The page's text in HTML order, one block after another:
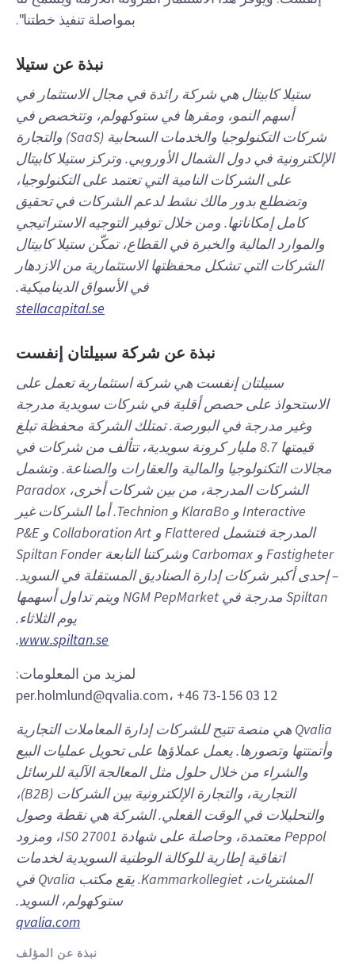
بمواصلة تنفيذ خطتنا".
نبذة عن ستيلا
ستيلا كابيتال هي شركة رائدة في مجال الاستثمار في
أسهم النمو، ومقرها في ستوكهولم، وتتخصص في
شركات التكنولوجيا والخدمات السحابية (SaaS) والتجارة
الإلكترونية في دول الشمال الأوروبي. وتركز ستيلا كابيتال
على الشركات النامية التي تعتمد على التكنولوجيا،
وتضطلع بدور مالك نشط لدعم الشركات في تحقيق
كامل إمكاناتها. ومن خلال توفير التوجيه الاستراتيجي
والموارد المالية والخبرة في القطاع، تمكّن ستيلا كابيتال
الشركات التي تشكل محفظتها الاستثمارية من الازدهار
في الأسواق الديناميكية.
stellacapital.se
نبذة عن شركة سبيلتان إنفست
سبيلتان إنفست هي شركة استثمارية تعمل على
الاستحواذ على حصص أقلية في شركات سويدية مدرجة
وغير مدرجة في البورصة. تمتلك الشركة محفظة تبلغ
قيمتها 8.7 مليار كرونة سويدية، تتألف من شركات في
مجالات التكنولوجيا والمالية والعقارات والصناعة. وتشمل
الشركات المدرجة، من بين شركات أخرى، Paradox
Interactive و KlaraBo و Technion. أما الشركات غير
المدرجة فتشمل Flattered و Collaboration Art و P&E
Fastigheter و Carbomax وشركتنا التابعة Spiltan Fonder
– إحدى أكبر شركات إدارة الصناديق المستقلة في السويد.
Spiltan مدرجة في NGM PepMarket ويتم تداول أسهمها
يوم الثلاثاء.
www.spiltan.se
.
لمزيد من المعلومات:
per.holmlund@qvalia.com، +46 73-156 03 12
Qvalia هي منصة تتيح للشركات إدارة المعاملات التجارية
وأتمتتها وتصورها. يعمل عملاؤها على تحويل عمليات البيع
والشراء من خلال حلول مثل المعالجة الآلية للرسائل
التجارية، والتجارة الإلكترونية بين الشركات (B2B)،
والتحليلات في الوقت الفعلي. الشركة هي نقطة وصول
Peppol معتمدة، وحاصلة على شهادة IS0 27001، ومزود
اتفاقية إطارية للوكالة الوطنية السويدية لخدمات
المشتريات، Kammarkollegiet. يقع مكتب Qvalia في
ستوكهولم، السويد.
qvalia.com
نبذة عن المؤلف